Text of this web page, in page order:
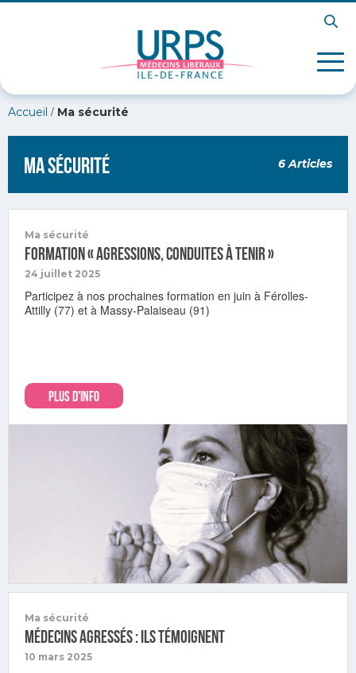
Accueil / Ma sécurité
Ma sécurité 6 Articles
Ma sécurité
Formation « Agressions, conduites à tenir »
24 juillet 2025
Participez à nos prochaines formation en juin à Férolles-
Attilly (77) et à Massy-Palaiseau (91)
PLUS D'INFO
Ma sécurité
Médecins agressés : ils témoignent​
10 mars 2025